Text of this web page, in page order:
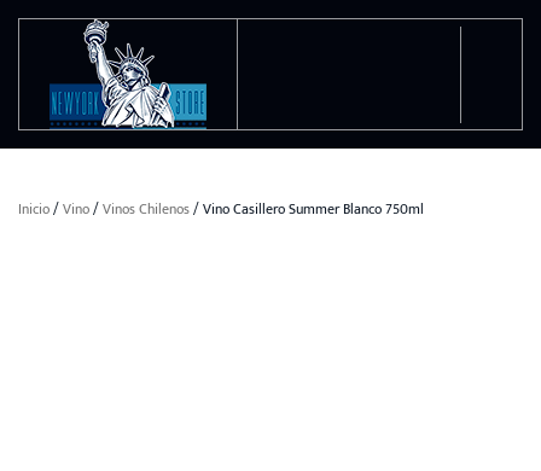
Ir al contenido principal
Inicio/Vino/Vinos Chilenos/ Vino Casillero Summer Blanco 750ml